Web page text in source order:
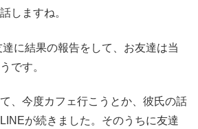
しますね。
に結果の報告をして、お友達は当
です。
、今度カフェ行こうとか、彼氏の話
が続きました。そのうちに友達